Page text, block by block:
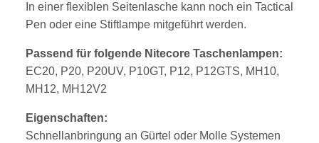
In einer flexiblen Seitenlasche kann noch ein Tactical
Pen oder eine Stiftlampe mitgeführt werden.
Passend für folgende Nitecore Taschenlampen:
EC20, P20, P20UV, P10GT, P12, P12GTS, MH10,
MH12, MH12V2
Eigenschaften:
Schnellanbringung an Gürtel oder Molle Systemen